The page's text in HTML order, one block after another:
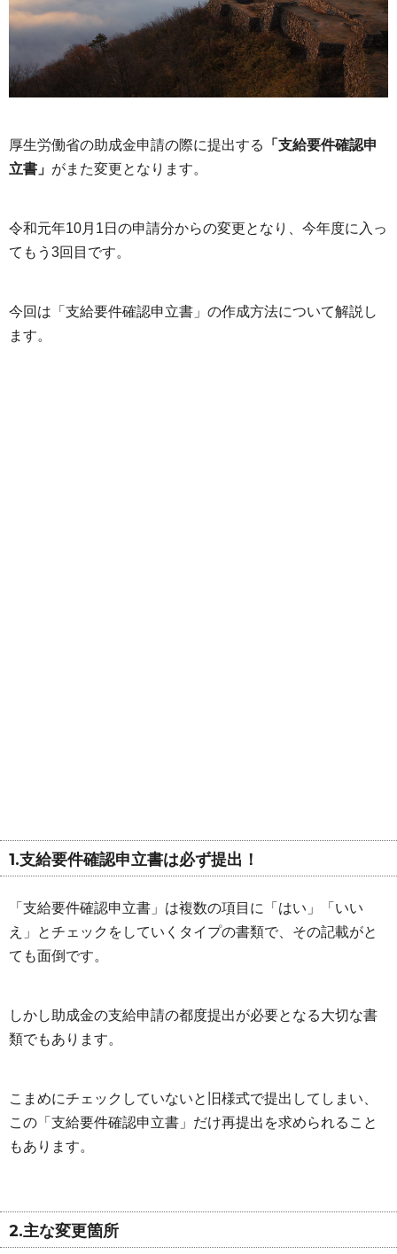
厚生労働省の助成金申請の際に提出する
「支給要件確認申
立書」 がまた変更となります。
令和元年10月1日の申請分からの変更となり、今年度に入っ
てもう3回目です。
今回は「支給要件確認申立書」の作成方法について解説し
ます。
1.支給要件確認申立書は必ず提出！
「支給要件確認申立書」は複数の項目に「はい」「いい
え」とチェックをしていくタイプの書類で、その記載がと
ても面倒です。
しかし助成金の支給申請の都度提出が必要となる大切な書
類でもあります。
こまめにチェックしていないと旧様式で提出してしまい、
この「支給要件確認申立書」だけ再提出を求められること
もあります。
2.主な変更箇所